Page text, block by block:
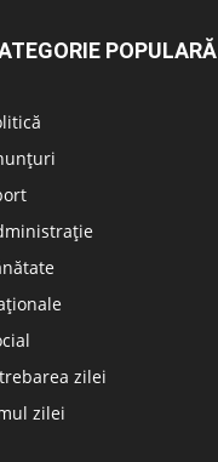
POPULARĂ
zilei
zilei